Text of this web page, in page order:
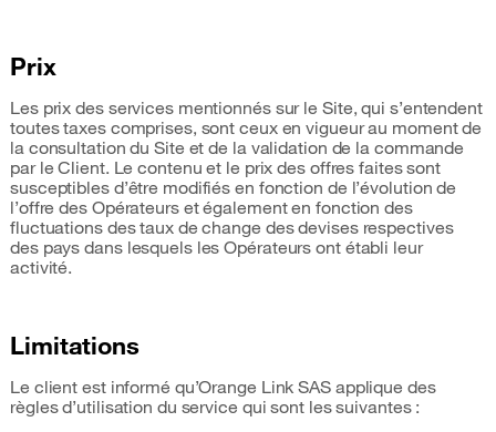
Prix
Les prix des services mentionnés sur le Site, qui s’entendent
toutes taxes comprises, sont ceux en vigueur au moment de
la consultation du Site et de la validation de la commande
par le Client. Le contenu et le prix des offres faites sont
susceptibles d’être modifiés en fonction de l’évolution de
l’offre des Opérateurs et également en fonction des
fluctuations des taux de change des devises respectives
des pays dans lesquels les Opérateurs ont établi leur
activité.
Limitations
Le client est informé qu’Orange Link SAS applique des
règles d’utilisation du service qui sont les suivantes :